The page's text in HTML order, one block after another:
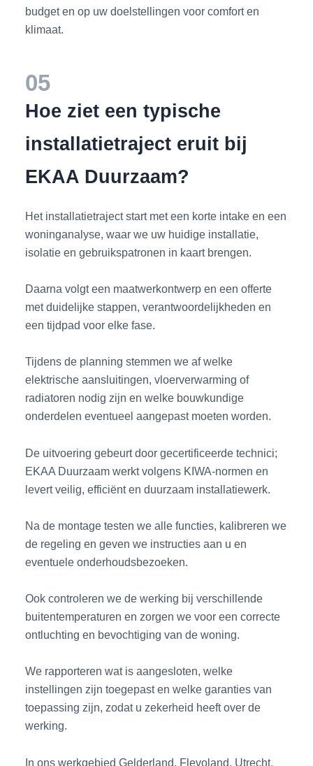
budget en op uw doelstellingen voor comfort en
klimaat.
05
Hoe ziet een typische
installatietraject eruit bij
EKAA Duurzaam?
Het installatietraject start met een korte intake en een
woninganalyse, waar we uw huidige installatie,
isolatie en gebruikspatronen in kaart brengen.
Daarna volgt een maatwerkontwerp en een offerte
met duidelijke stappen, verantwoordelijkheden en
een tijdpad voor elke fase.
Tijdens de planning stemmen we af welke
elektrische aansluitingen, vloerverwarming of
radiatoren nodig zijn en welke bouwkundige
onderdelen eventueel aangepast moeten worden.
De uitvoering gebeurt door gecertificeerde technici;
EKAA Duurzaam werkt volgens KIWA-normen en
levert veilig, efficiënt en duurzaam installatiewerk.
Na de montage testen we alle functies, kalibreren we
de regeling en geven we instructies aan u en
eventuele onderhoudsbezoeken.
Ook controleren we de werking bij verschillende
buitentemperaturen en zorgen we voor een correcte
ontluchting en bevochtiging van de woning.
We rapporteren wat is aangesloten, welke
instellingen zijn toegepast en welke garanties van
toepassing zijn, zodat u zekerheid heeft over de
werking.
In ons werkgebied Gelderland, Flevoland, Utrecht,